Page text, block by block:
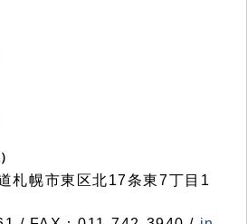
幌市東区北17条東7丁目1